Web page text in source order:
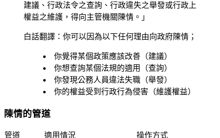
建議、行政法令之查詢、行政違失之舉發或行政上
權益之維護，得向主管機關陳情。」
白話翻譯：你可以因為以下任何理由向政府陳情；
你覺得某個政策應該改善（建議）
你想查詢某個法規的適用（查詢）
你發現公務人員違法失職（舉發）
你的權益受到行政行為侵害（維護權益）
陳情的管道
管道 適用情況 操作方式